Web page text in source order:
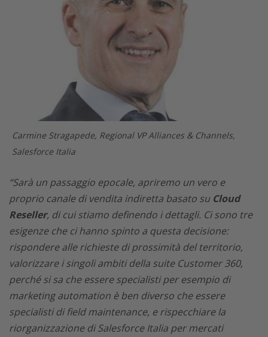
Carmine Stragapede, Regional VP Alliances & Channels,
Salesforce Italia
“Sarà un passaggio epocale, apriremo un vero e
proprio canale di vendita indiretta basato su Cloud
Reseller, di cui stiamo definendo i dettagli. Ci sono tre
esigenze che ci hanno spinto a questa decisione:
rispondere alle richieste di prossimità del territorio,
valorizzare i singoli ambiti della suite Customer 360,
perché si sa che essere specialisti per esempio di
marketing automation è ben diverso che essere
specialisti di field maintenance, e rispecchiare la
riorganizzazione di Salesforce Italia per mercati